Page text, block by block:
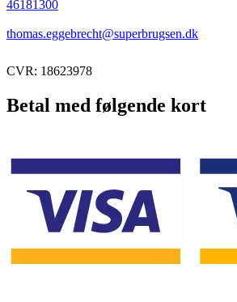
46181300
thomas.eggebrecht@superbrugsen.dk
CVR: 18623978
Betal med følgende kort